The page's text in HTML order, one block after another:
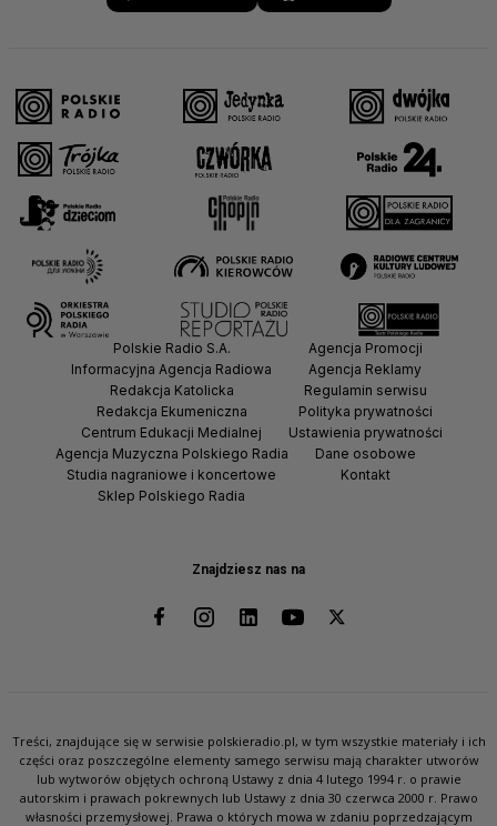
Znajdziesz nas na
Polskie Radio S.A.
Informacyjna Agencja Radiowa
Redakcja Katolicka
Redakcja Ekumeniczna
Centrum Edukacji Medialnej
Agencja Muzyczna Polskiego Radia
Studia nagraniowe i koncertowe
Sklep Polskiego Radia
Agencja Promocji
Agencja Reklamy
Regulamin serwisu
Polityka prywatności
Ustawienia prywatności
Dane osobowe
Kontakt
Treści, znajdujące się w serwisie polskieradio.pl, w tym wszystkie materiały i ich
części oraz poszczególne elementy samego serwisu mają charakter utworów
lub wytworów objętych ochroną Ustawy z dnia 4 lutego 1994 r. o prawie
autorskim i prawach pokrewnych lub Ustawy z dnia 30 czerwca 2000 r. Prawo
własności przemysłowej. Prawa o których mowa w zdaniu poprzedzającym